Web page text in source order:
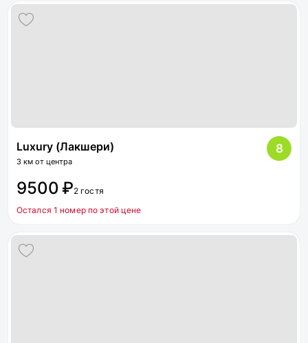
Luxury (Лакшери)
3 км от центра
8
9500 ₽2 гостя
Остался 1 номер по этой цене